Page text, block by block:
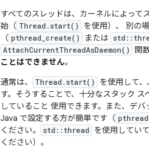
すべてのスレッドは、カーネルによって
始（ Thread.start() を使用）、 別の
（ pthread_create() または
AttachCurrentThreadAsDaemon() 関
ことはできません。
通常は、
Thread.start()
を使用して
す。そうすることで、十分なスタック ス
していること 使用できます。また、デ
Java で設定する方が簡単です（
ください。
std::thread を使用していて
ください）。